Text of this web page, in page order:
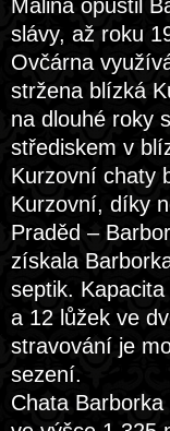
Malina opustil
slávy, až roku
Ovčárna
stržena blízká
na dlouhé roky
střediskem v
Kurzovní chaty
Kurzovní, díky
Praděd –
získala
septik.
a 12 lůžek ve
stravování je
sezení.
Chata